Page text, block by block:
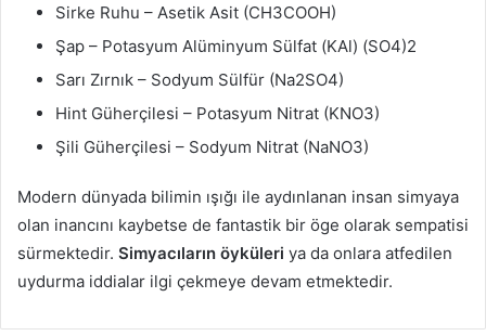
Sirke Ruhu – Asetik Asit (CH3COOH)
Şap – Potasyum Alüminyum Sülfat (KAl) (SO4)2
Sarı Zırnık – Sodyum Sülfür (Na2SO4)
Hint Güherçilesi – Potasyum Nitrat (KNO3)
Şili Güherçilesi – Sodyum Nitrat (NaNO3)
Modern dünyada bilimin ışığı ile aydınlanan insan simyaya
olan inancını kaybetse de fantastik bir öge olarak sempatisi
sürmektedir. Simyacıların öyküleri ya da onlara atfedilen
uydurma iddialar ilgi çekmeye devam etmektedir.